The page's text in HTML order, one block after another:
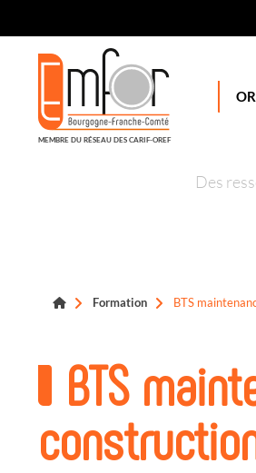
MEMBRE DU RÉSEAU DES CARIF-OREF
Des
Formation BTS
BTS